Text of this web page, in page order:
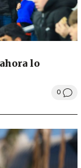
lo
0